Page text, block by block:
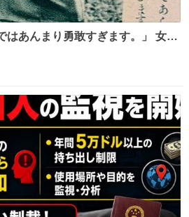
あんまり勇敢すぎます。」 女性
ナーで、大股を「下品」や「はし
わず「勇敢すぎます」と洒落っ気
婦人倶楽部新年号より）